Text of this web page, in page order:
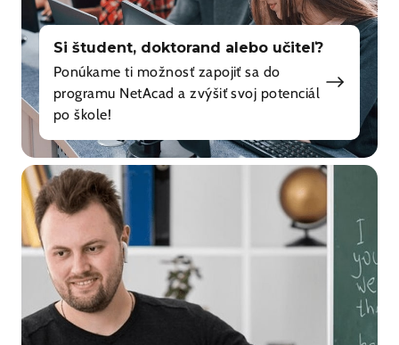
Si študent, doktorand alebo učiteľ?
Ponúkame ti možnosť zapojiť sa do
programu NetAcad a zvýšiť svoj potenciál
po škole!